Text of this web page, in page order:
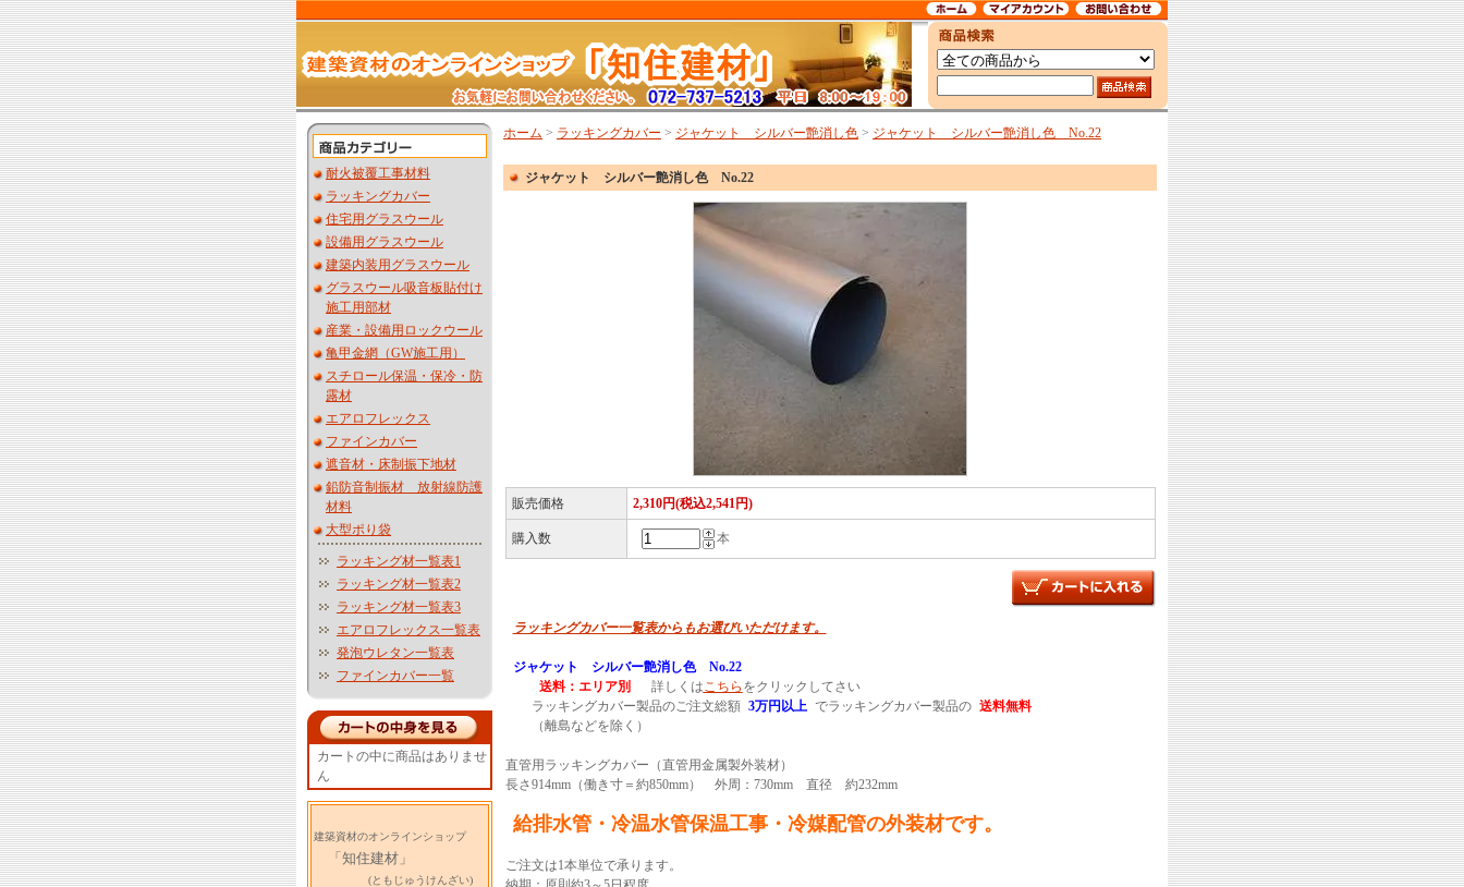
耐火被覆工事材料
ラッキングカバー
住宅用グラスウール
設備用グラスウール
建築内装用グラスウール
グラスウール吸音板貼付け
施工用部材
産業・設備用ロックウール
亀甲金網（GW施工用）
スチロール保温・保冷・防
露材
エアロフレックス
ファインカバー
遮音材・床制振下地材
鉛防音制振材 放射線防護
材料
大型ポり袋
ラッキング材一覧表1
ラッキング材一覧表2
ラッキング材一覧表3
エアロフレックス一覧表
発泡ウレタン一覧表
ファインカバー一覧
カートの中に商品はありませ
ん
建築資材のオンラインショップ
「知住建材」
(ともじゅうけんざい)
ホーム > ラッキングカバー > ジャケット シルバー艶消し色 > ジャケット シルバー艶消し色 No.22
ジャケット シルバー艶消し色 No.22
販売価格 2,310円(税込2,541円)
購入数 本
ラッキングカバー一覧表からもお選びいただけます。
ジャケット シルバー艶消し色 No.22
送料：エリア別
詳しくはこちら をクリックしてさい
ラッキングカバー製品のご注文総額 3万円以上 でラッキングカバー製品の 送料無料
（離島などを除く）
直管用ラッキングカバー（直管用金属製外装材）
長さ914mm（働き寸＝約850mm） 外周：730mm 直径 約232mm
給排水管・冷温水管保温工事・冷媒配管の外装材です。
ご注文は1本単位で承ります。